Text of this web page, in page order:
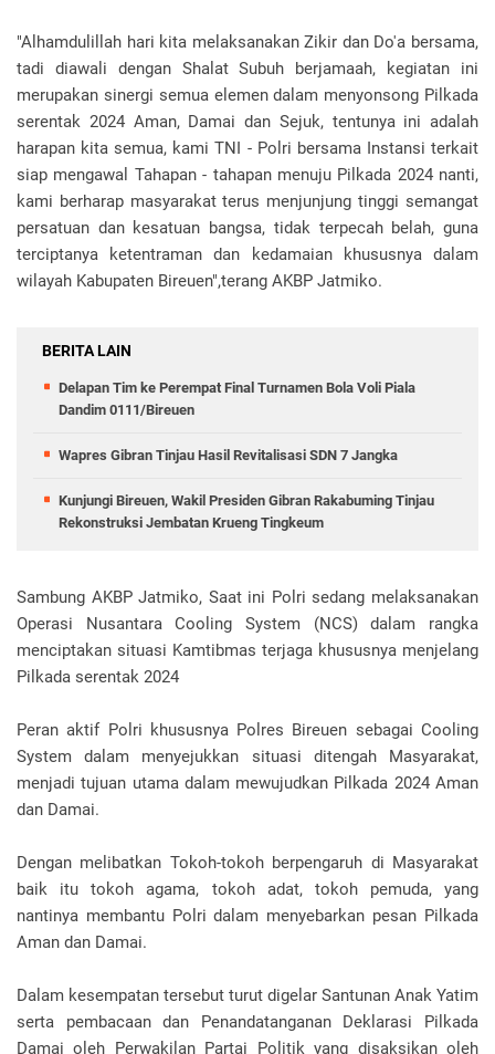
"Alhamdulillah hari kita melaksanakan Zikir dan Do'a bersama,
tadi diawali dengan Shalat Subuh berjamaah, kegiatan ini
merupakan sinergi semua elemen dalam menyonsong Pilkada
serentak 2024 Aman, Damai dan Sejuk, tentunya ini adalah
harapan kita semua, kami TNI - Polri bersama Instansi terkait
siap mengawal Tahapan - tahapan menuju Pilkada 2024 nanti,
kami berharap masyarakat terus menjunjung tinggi semangat
persatuan dan kesatuan bangsa, tidak terpecah belah, guna
terciptanya ketentraman dan kedamaian khususnya dalam
wilayah Kabupaten Bireuen",terang AKBP Jatmiko.
BERITA LAIN
Delapan Tim ke Perempat Final Turnamen Bola Voli Piala
Dandim 0111/Bireuen
Wapres Gibran Tinjau Hasil Revitalisasi SDN 7 Jangka
Kunjungi Bireuen, Wakil Presiden Gibran Rakabuming Tinjau
Rekonstruksi Jembatan Krueng Tingkeum
Sambung AKBP Jatmiko, Saat ini Polri sedang melaksanakan
Operasi Nusantara Cooling System (NCS) dalam rangka
menciptakan situasi Kamtibmas terjaga khususnya menjelang
Pilkada serentak 2024
Peran aktif Polri khususnya Polres Bireuen sebagai Cooling
System dalam menyejukkan situasi ditengah Masyarakat,
menjadi tujuan utama dalam mewujudkan Pilkada 2024 Aman
dan Damai.
Dengan melibatkan Tokoh-tokoh berpengaruh di Masyarakat
baik itu tokoh agama, tokoh adat, tokoh pemuda, yang
nantinya membantu Polri dalam menyebarkan pesan Pilkada
Aman dan Damai.
Dalam kesempatan tersebut turut digelar Santunan Anak Yatim
serta pembacaan dan Penandatanganan Deklarasi Pilkada
Damai oleh Perwakilan Partai Politik yang disaksikan oleh